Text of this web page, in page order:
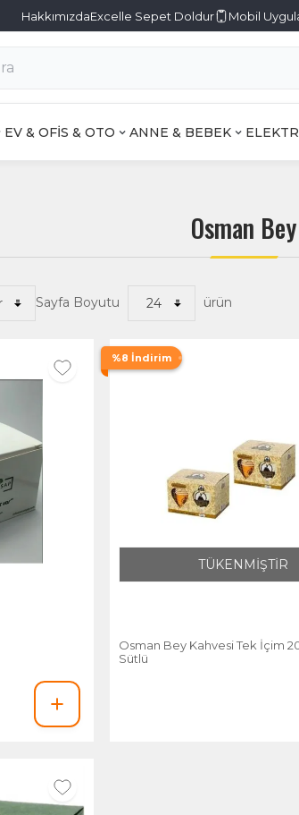
HakkımızdaExcelle Sepet Doldur Mobil
EV & OFİS & OTO ANNE & BEBEK
Osman Bey
Sayfa Boyutu ürün
%8 İndirim
TÜKENMİŞTİR
Osman Bey Kahvesi Tek İçim
Sütlü